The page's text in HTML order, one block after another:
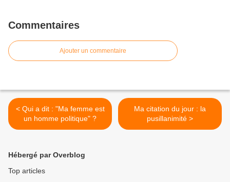
Commentaires
Ajouter un commentaire
< Qui a dit : "Ma femme est
un homme politique" ?
Ma citation du jour : la
pusillanimité >
Hébergé par Overblog
Top articles